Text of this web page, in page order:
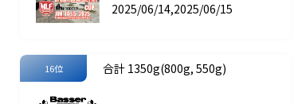
AGE 3 HIDEUP CUP
2025/06/14,2025/06/15
16位 合計 1350g(800g, 550g)